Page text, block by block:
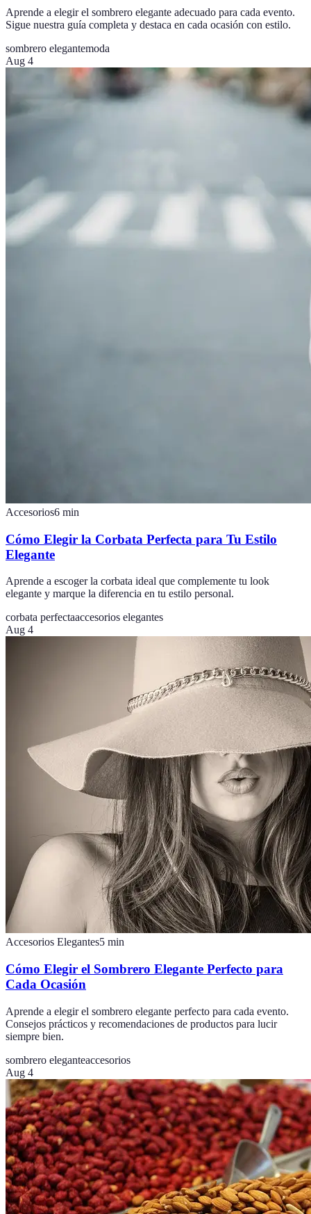
Aprende a elegir el sombrero elegante adecuado para cada evento.
Sigue nuestra guía completa y destaca en cada ocasión con estilo.
sombrero elegantemoda
Aug 4
Accesorios6 min
Cómo Elegir la Corbata Perfecta para Tu Estilo
Elegante
Aprende a escoger la corbata ideal que complemente tu look
elegante y marque la diferencia en tu estilo personal.
corbata perfectaaccesorios elegantes
Aug 4
Accesorios Elegantes5 min
Cómo Elegir el Sombrero Elegante Perfecto para
Cada Ocasión
Aprende a elegir el sombrero elegante perfecto para cada evento.
Consejos prácticos y recomendaciones de productos para lucir
siempre bien.
sombrero eleganteaccesorios
Aug 4